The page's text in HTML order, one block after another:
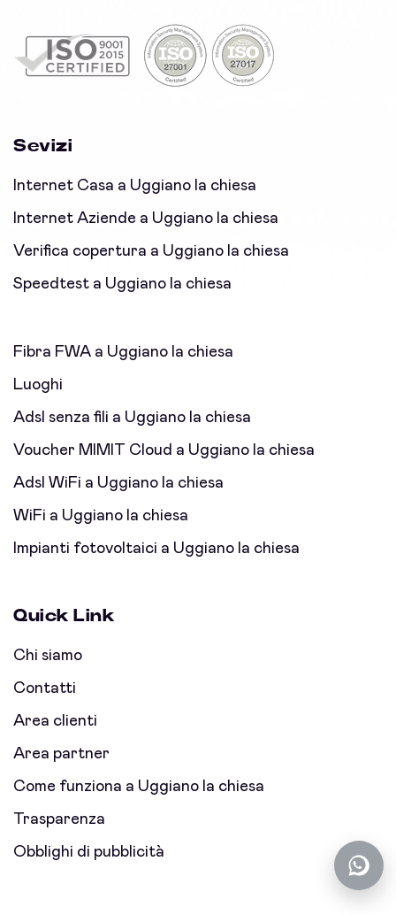
Sevizi
Internet Casa a Uggiano la chiesa
Internet Aziende a Uggiano la chiesa
Verifica copertura a Uggiano la chiesa
Speedtest a Uggiano la chiesa
Fibra FWA a Uggiano la chiesa
Luoghi
Adsl senza fili a Uggiano la chiesa
Voucher MIMIT Cloud a Uggiano la chiesa
Adsl WiFi a Uggiano la chiesa
WiFi a Uggiano la chiesa
Impianti fotovoltaici a Uggiano la chiesa
Quick Link
Chi siamo
Contatti
Area clienti
Area partner
Come funziona a Uggiano la chiesa
Trasparenza
Obblighi di pubblicità